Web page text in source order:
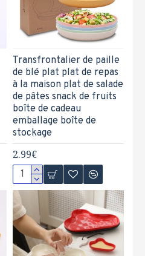
Transfrontalier de paille
de blé plat plat de repas
à la maison plat de salade
de pâtes snack de fruits
boîte de cadeau
emballage boîte de
stockage
2.99€